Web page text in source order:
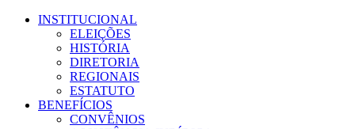
INSTITUCIONAL
ELEIÇÕES
HISTÓRIA
DIRETORIA
REGIONAIS
ESTATUTO
BENEFÍCIOS
CONVÊNIOS